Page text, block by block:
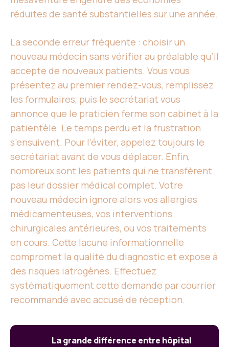
réduites de santé substantielles sur une année.
La seconde erreur fréquente : choisir un
nouveau médecin sans vérifier au préalable qu’il
accepte de nouveaux patients. Vous vous
présentez au premier rendez-vous, remplissez
les formulaires, puis le secrétariat vous
annonce que le praticien ferme son cabinet à la
patientèle. Le temps perdu et la frustration
s’ensuivent. Pour l’éviter, appelez toujours le
secrétariat avant de vous déplacer. Enfin,
nombreux sont les patients qui ne transfèrent
pas leur dossier médical complet. Votre
nouveau médecin ignore alors vos allergies
médicamenteuses, vos interventions
chirurgicales antérieures, ou vos traitements
en cours. Cette lacune informationnelle
compromet la qualité du diagnostic et expose à
des risques iatrogènes. Effectuez
systématiquement cette demande par courrier
recommandé avec accusé de réception.
La grande différence entre hôpital